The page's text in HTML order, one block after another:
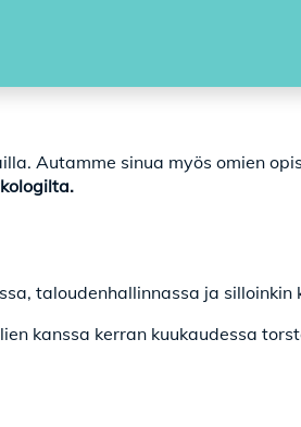
Autamme sinua myös omien
taloudenhallinnassa ja silloinkin
kanssa kerran kuukaudessa